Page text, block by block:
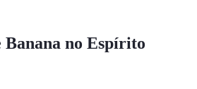
Banana no Espírito